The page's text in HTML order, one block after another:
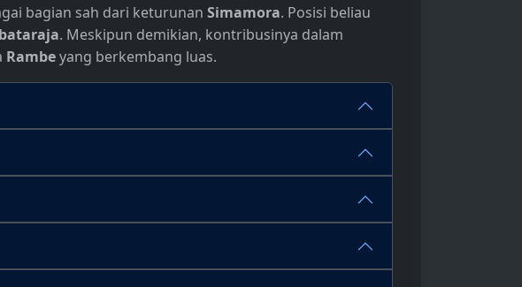
bagian sah dari keturunan Simamora. Posisi beliau
. Meskipun demikian, kontribusinya dalam
Rambeyang berkembang luas.